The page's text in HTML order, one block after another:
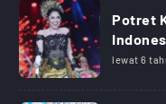
Potret
lewat 6